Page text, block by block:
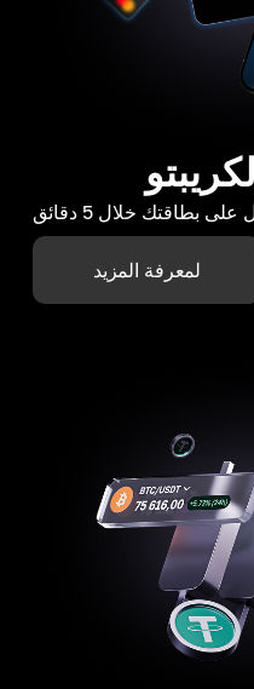
بطاقتك خلال 5 دقائق
لمعرفة المزيد